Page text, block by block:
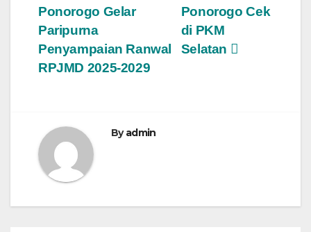
Ponorogo Cek
di PKM
Selatan
Ponorogo Gelar
Paripurna
Penyampaian Ranwal
RPJMD 2025-2029
Byadmin